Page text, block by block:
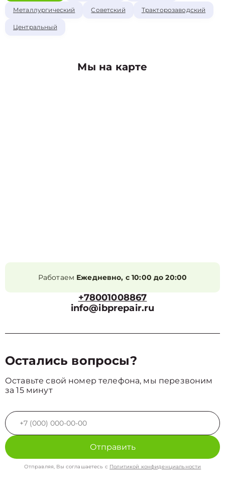
Металлургический Советский Тракторозаводский
Центральный
Мы на карте
Работаем Ежедневно, с 10:00 до 20:00
+78001008867
info@ibprepair.ru
Остались вопросы?
Оставьте свой номер телефона, мы перезвоним
за 15 минут
Отправить
Отправляя, Вы соглашаетесь с Политикой конфиденциальности